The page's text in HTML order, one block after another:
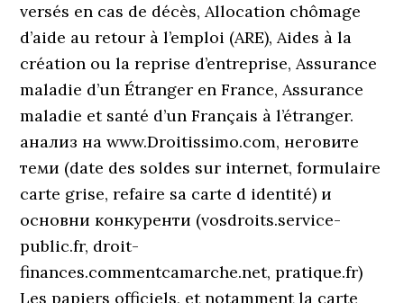
versés en cas de décès, Allocation chômage
d’aide au retour à l’emploi (ARE), Aides à la
création ou la reprise d’entreprise, Assurance
maladie d’un Étranger en France, Assurance
maladie et santé d’un Français à l’étranger.
анализ на www.Droitissimo.com, неговите
теми (date des soldes sur internet, formulaire
carte grise, refaire sa carte d identité) и
основни конкуренти (vosdroits.service-
public.fr, droit-
finances.commentcamarche.net, pratique.fr)
Les papiers officiels, et notamment la carte